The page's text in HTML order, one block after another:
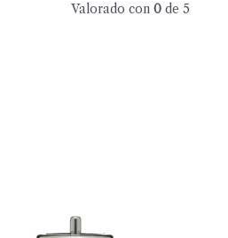
Valorado con 0de 5